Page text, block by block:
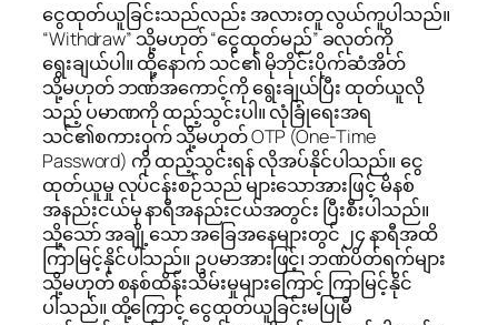
ငွေထုတ်ယူခြင်းသည်လည်း အလားတူ လွယ်ကူပါသည်။
“Withdraw” သို့မဟုတ် “ငွေထုတ်မည်” ခလုတ်ကို
ရွေးချယ်ပါ။ ထို့နောက် သင်၏ မိုဘိုင်းပိုက်ဆံအိတ်
သို့မဟုတ် ဘဏ်အကောင့်ကို ရွေးချယ်ပြီး ထုတ်ယူလို
သည့် ပမာဏကို ထည့်သွင်းပါ။ လုံခြုံရေးအရ
သင်၏စကားဝှက် သို့မဟုတ် OTP (One-Time
Password) ကို ထည့်သွင်းရန် လိုအပ်နိုင်ပါသည်။ ငွေ
ထုတ်ယူမှု လုပ်ငန်းစဉ်သည် များသောအားဖြင့် မိနစ်
အနည်းငယ်မှ နာရီအနည်းငယ်အတွင်း ပြီးစီးပါသည်။
သို့သော် အချို့သော အခြေအနေများတွင် ၂၄ နာရီအထိ
ကြာမြင့်နိုင်ပါသည်။ ဥပမာအားဖြင့်၊ ဘဏ်ပိတ်ရက်များ
သို့မဟုတ် စနစ်ထိန်းသိမ်းမှုများကြောင့် ကြာမြင့်နိုင်
ပါသည်။ ထို့ကြောင့် ငွေထုတ်ယူခြင်းမပြုမီ